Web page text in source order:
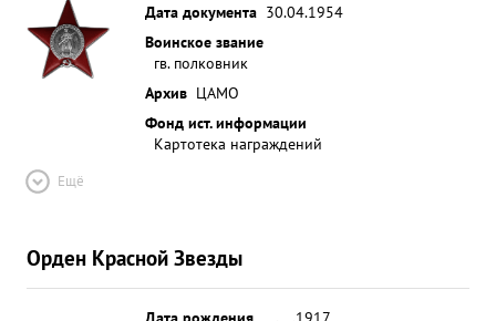
Дата документа 30.04.1954
Воинское звание
гв. полковник
Архив ЦАМО
Фонд ист. информации
Картотека награждений
Ещё
Орден Красной Звезды